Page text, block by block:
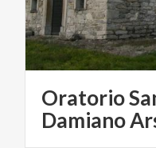
Oratorio
Damiano